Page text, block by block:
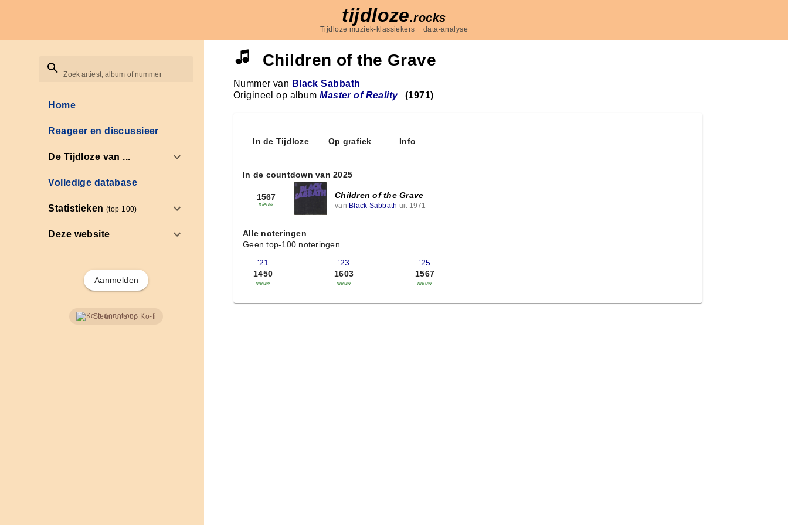
tijdloze.rocks
Tijdloze muziek-klassiekers + data-analyse
Zoek artiest, album of nummer
Home
Reageer en discussieer
De Tijdloze van ...
Volledige database
Statistieken(top 100)
Deze website
Aanmelden
Steun ons op Ko-fi
Children of the Grave
Nummer van Black Sabbath
Origineel op albumMaster of Reality (1971)
In de Tijdloze Op grafiek Info
In de countdown van 2025
1567
nieuw
Children of the Grave
van Black Sabbath uit 1971
Alle noteringen
Geen top-100 noteringen
'21
1450
nieuw
...
'23
1603
nieuw
...
'25
1567
nieuw